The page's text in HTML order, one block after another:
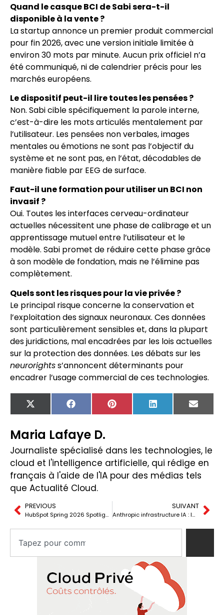
Quand le casque BCI de Sabi sera-t-il
disponible à la vente ?
La startup annonce un premier produit commercial
pour fin 2026, avec une version initiale limitée à
environ 30 mots par minute. Aucun prix officiel n’a
été communiqué, ni de calendrier précis pour les
marchés européens.
Le dispositif peut-il lire toutes les pensées ?
Non. Sabi cible spécifiquement la parole interne,
c’est-à-dire les mots articulés mentalement par
l’utilisateur. Les pensées non verbales, images
mentales ou émotions ne sont pas l’objectif du
système et ne sont pas, en l’état, décodables de
manière fiable par EEG de surface.
Faut-il une formation pour utiliser un BCI non
invasif ?
Oui. Toutes les interfaces cerveau-ordinateur
actuelles nécessitent une phase de calibrage et un
apprentissage mutuel entre l’utilisateur et le
modèle. Sabi promet de réduire cette phase grâce
à son modèle de fondation, mais ne l’élimine pas
complètement.
Quels sont les risques pour la vie privée ?
Le principal risque concerne la conservation et
l’exploitation des signaux neuronaux. Ces données
sont particulièrement sensibles et, dans la plupart
des juridictions, mal encadrées par les lois actuelles
sur la protection des données. Les débats sur les
neurorightss’annoncent déterminants pour
encadrer l’usage commercial de ces technologies.
X
(Twitter)
FacebookPinterest LinkedIn Email
Maria Lafaye D.
Journaliste spécialisé dans les technologies, le
cloud et l'intelligence artificielle, qui rédige en
français à l'aide de l'IA pour des médias tels
que Actualité Cloud.
PREVIOUS
HubSpot Spring 2026 Spotlight : l’IA contextuelle redessine le CRM
SUIVANT
Anthropic infrastructure IA : la guerre des talents énergie avec Google